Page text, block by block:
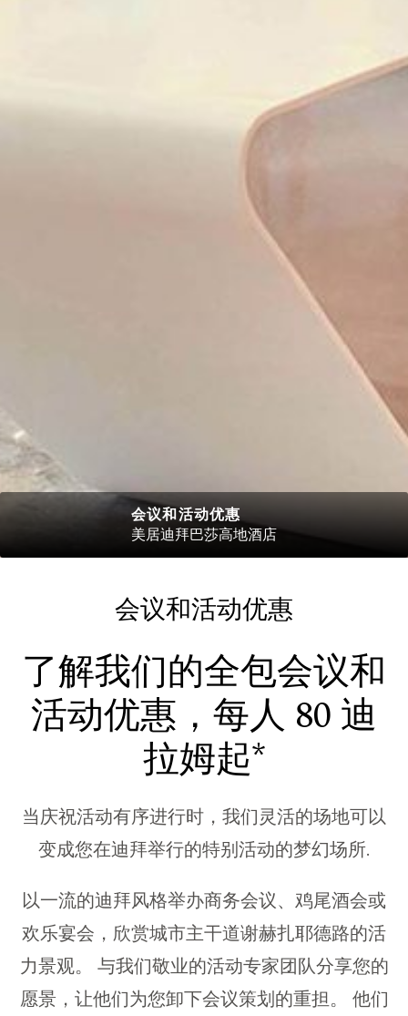
会议和活动优惠
美居迪拜巴莎高地酒店
会议和活动优惠
了解我们的全包会议和
活动优惠，每人 80 迪
拉姆起*
当庆祝活动有序进行时，我们灵活的场地可以
变成您在迪拜举行的特别活动的梦幻场所.
以一流的迪拜风格举办商务会议、鸡尾酒会或
欢乐宴会，欣赏城市主干道谢赫扎耶德路的活
力景观。 与我们敬业的活动专家团队分享您的
愿景，让他们为您卸下会议策划的重担。 他们